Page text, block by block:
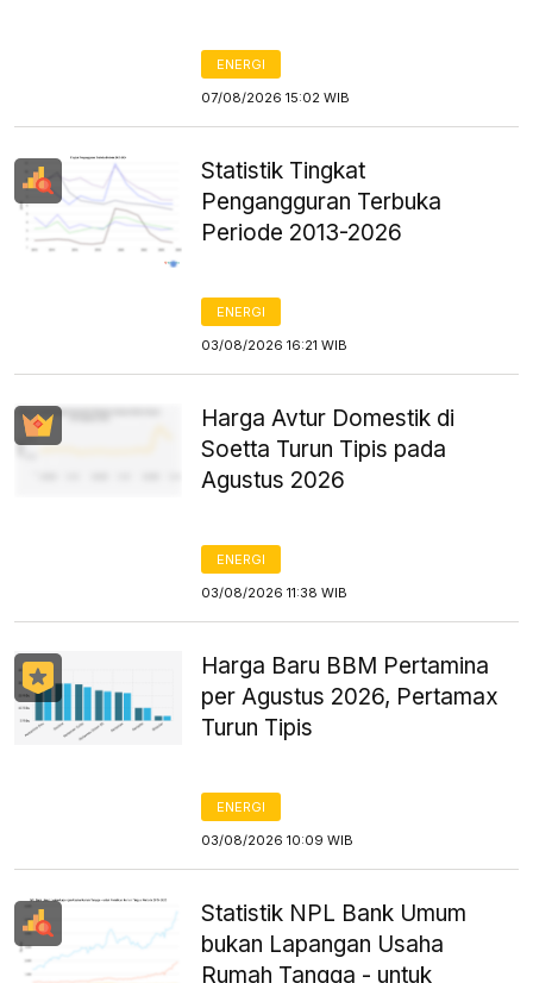
ENERGI
07/08/2026 15:02 WIB
Statistik Tingkat
Pengangguran Terbuka
Periode 2013-2026
ENERGI
03/08/2026 16:21 WIB
Harga Avtur Domestik di
Soetta Turun Tipis pada
Agustus 2026
ENERGI
03/08/2026 11:38 WIB
Harga Baru BBM Pertamina
per Agustus 2026, Pertamax
Turun Tipis
ENERGI
03/08/2026 10:09 WIB
Statistik NPL Bank Umum
bukan Lapangan Usaha
Rumah Tangga - untuk